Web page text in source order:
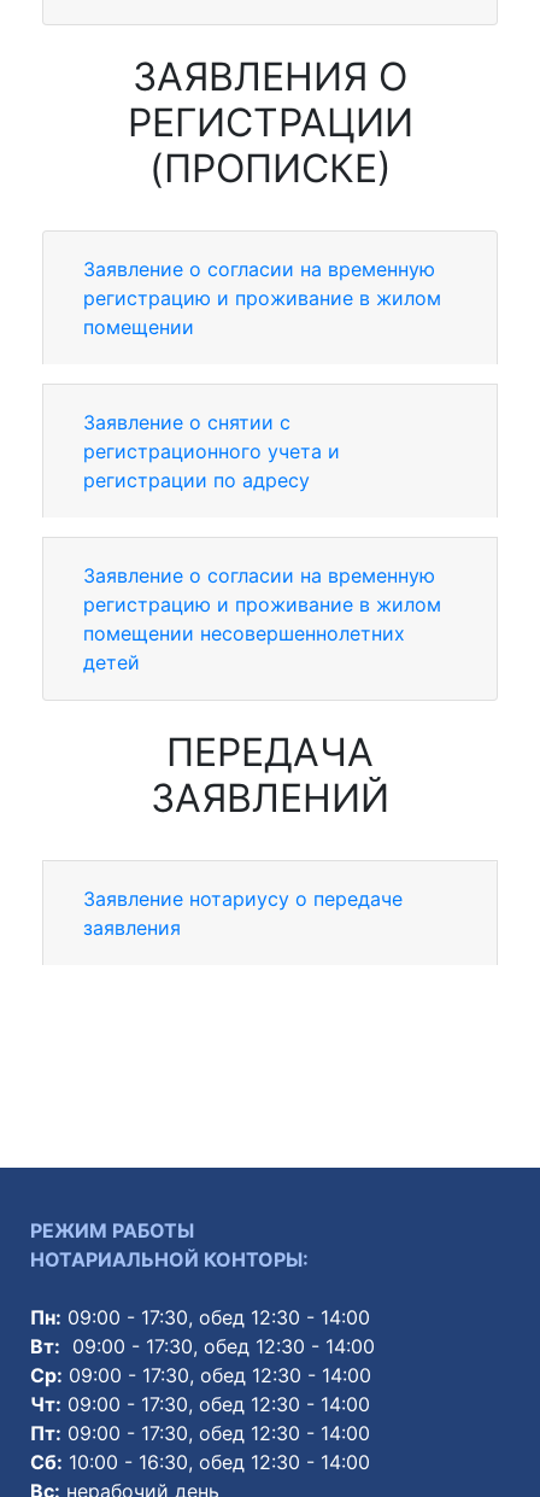
ЗАЯВЛЕНИЯ О
РЕГИСТРАЦИИ
(ПРОПИСКЕ)
Заявление о согласии на временную
регистрацию и проживание в жилом
помещении
Заявление о снятии с
регистрационного учета и
регистрации по адресу
Заявление о согласии на временную
регистрацию и проживание в жилом
помещении несовершеннолетних
детей
ПЕРЕДАЧА
ЗАЯВЛЕНИЙ
Заявление нотариусу о передаче
заявления
РЕЖИМ РАБОТЫ
НОТАРИАЛЬНОЙ КОНТОРЫ:
Пн: 09:00 - 17:30, обед 12:30 - 14:00
Вт: 09:00 - 17:30, обед 12:30 - 14:00
Ср: 09:00 - 17:30, обед 12:30 - 14:00
Чт: 09:00 - 17:30, обед 12:30 - 14:00
Пт: 09:00 - 17:30, обед 12:30 - 14:00
Сб: 10:00 - 16:30, обед 12:30 - 14:00
Вс: нерабочий день